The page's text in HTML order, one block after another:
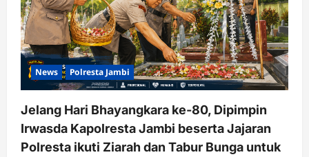
News Polresta Jambi
Jelang Hari Bhayangkara ke-80, Dipimpin
Irwasda Kapolresta Jambi beserta Jajaran
Polresta ikuti Ziarah dan Tabur Bunga untuk